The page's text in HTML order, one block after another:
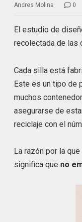
Andres Molina 0
El estudio de
recolectada de las
Cada silla está
Este es un tipo de
muchos
asegurarse de
reciclaje con el
La razón por la
significa que no